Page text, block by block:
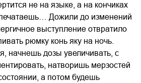
не на языке, а на кончиках
Дожили до изменений
выступление отвратило
рюмку конь яку на ночь.
начнешь дозы увеличивать, с
натворишь мерзостей
а потом будешь